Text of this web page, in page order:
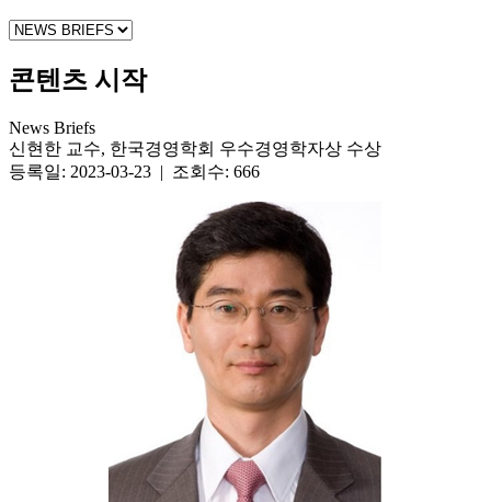
콘텐츠 시작
News Briefs
신현한 교수, 한국경영학회 우수경영학자상 수상
등록일: 2023-03-23 | 조회수: 666